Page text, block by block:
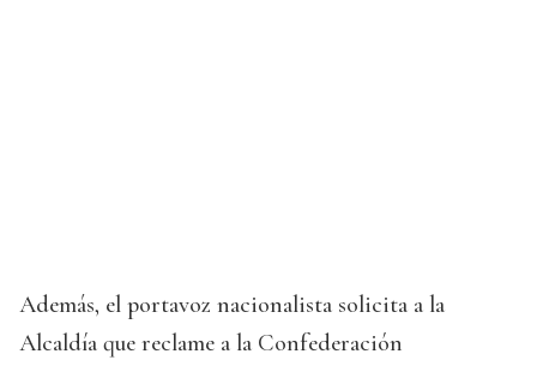
Además, el portavoz nacionalista solicita a la
Alcaldía que reclame a la Confederación